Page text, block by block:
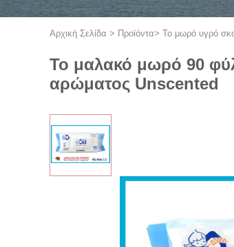
Αρχική Σελίδα > Προϊόντα> Το μωρό υγρό
Το μαλακό μωρό 90
αρώματος Unscented